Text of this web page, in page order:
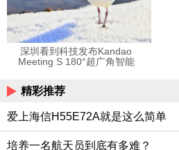
深圳看到科技发布Kandao
Meeting S 180°超广角智能
精彩推荐
爱上海信H55E72A就是这么简单
培养一名航天员到底有多难？